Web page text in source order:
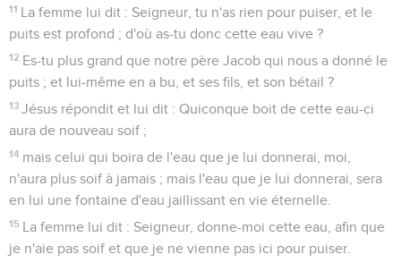
11 La femme lui dit : Seigneur, tu n'as rien pour puiser, et le
puits est profond ; d'où as-tu donc cette eau vive ?
12 Es-tu plus grand que notre père Jacob qui nous a donné le
puits ; et lui-même en a bu, et ses fils, et son bétail ?
13 Jésus répondit et lui dit : Quiconque boit de cette eau-ci
aura de nouveau soif ;
14 mais celui qui boira de l'eau que je lui donnerai, moi,
n'aura plus soif à jamais ; mais l'eau que je lui donnerai, sera
en lui une fontaine d'eau jaillissant en vie éternelle.
15 La femme lui dit : Seigneur, donne-moi cette eau, afin que
je n'aie pas soif et que je ne vienne pas ici pour puiser.